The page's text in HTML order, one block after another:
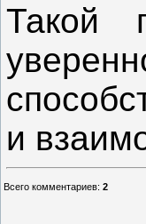
Такой
и
Всего комментариев: 2